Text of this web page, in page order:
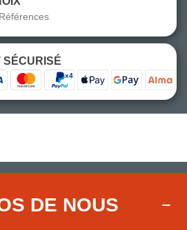
SÉCURISÉ
DE NOUS